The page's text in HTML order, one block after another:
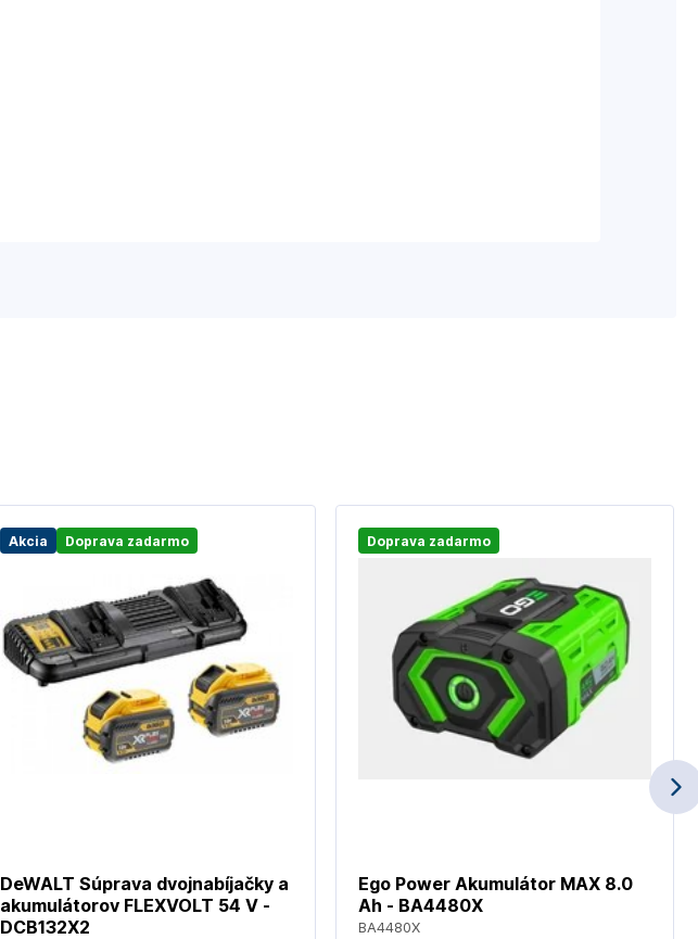
Akcia Doprava zadarmo
DeWALT Súprava dvojnabíjačky a
akumulátorov FLEXVOLT 54 V -
DCB132X2
Doprava zadarmo
Ego Power Akumulátor MAX 8.0
Ah - BA4480X
BA4480X